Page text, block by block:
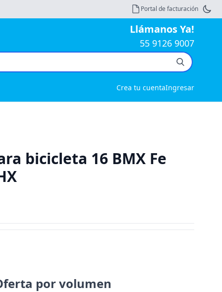
Portal de facturación
Llámanos Ya!
55 9126 9007
Crea tu cuentaIngresar
bicicleta 16 BMX Fe
por volumen